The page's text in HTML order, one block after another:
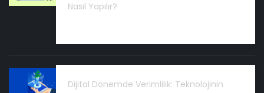
Nasıl Yapılır?
Dijital Dönemde Verimlilik: Teknolojinin